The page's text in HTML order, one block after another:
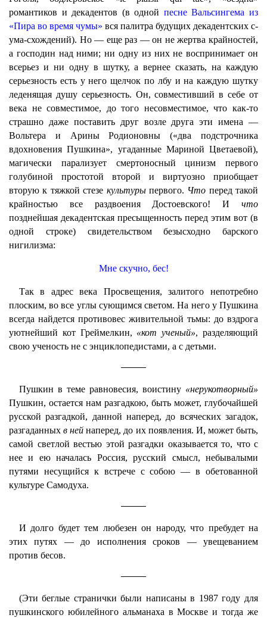
романтиков и декадентов (в одной песне Вальсингема из
«Пира во время чумы» вся палитра будущих декадентских с-
ума-схождений). Но — еще раз — он не жертва крайностей,
а господин над ними; ни одну из них не воспринимает он
всерьез и ни одну в шутку, а вернее сказать, на каждую
серьезность есть у него щелчок по лбу и на каждую шутку
леденящая душу серьезность. Он, совместивший в себе от
века не совместимое, до того несовместимое, что как-то
страшно даже поставить друг возле друга эти имена —
Вольтера и Арины Родионовны («два подстрочника
вдохновения Пушкина», угаданные Мариной Цветаевой),
магически парализует смертоносный цинизм первого
голубиной простотой второй и виртуозно приобщает
вторую к тяжкой стезе культурыпервого. Что перед такой
крайностью все раздвоения Достоевского! И что
позднейшая декадентская пресыщенность перед этим вот (в
одной строке) свидетельством безысходно барского
нигилизма:
Мне скучно, бес!
Так в адрес века Просвещения, залитого непотребно
плоским, во все углы сующимся светом. На него у Пушкина
всегда найдется противовес живительной тьмы: до вздрога
уютнейший кот Греймелкин, «кот ученый», разделяющий
свою ученость не с энциклопедистами, а с детьми.
Пушкин в теме равновесия, воистину «нерукотворный»
Пушкин, остается нам разгадкою, быть может, глубочайшей
русской разгадкой, данной наперед, до всяческих загадок,
разгаданных в ней наперед, до их появления. И, может быть,
самой светлой вестью этой разгадки оказывается то, что с
нее и ею началась Россия, русский смысл, небывалыми
путями несущийся к встрече с собою — в обетованной
культуре Самодуха.
И долго будет тем любезен он народу, что пребудет на
этих путях — до исполнения сроков — увещеванием
против бесов.
(Эти беглые странички были написаны в 1987 году для
пушкинского юбилейного альманаха в Москве и тогда же